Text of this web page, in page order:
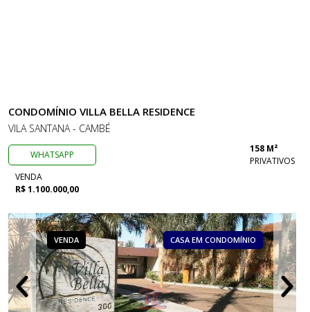
CONDOMÍNIO VILLA BELLA RESIDENCE
VILA SANTANA - CAMBÉ
WHATSAPP
158 M²
PRIVATIVOS
VENDA
R$ 1.100.000,00
VENDA CASA EM CONDOMÍNIO